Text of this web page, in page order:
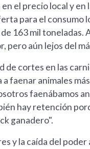
el precio local y
para el consumo
163 mil
pero aún lejos del
de cortes en las
faenar animales
faenábamos
hay retención
ganadero".
y la caída del